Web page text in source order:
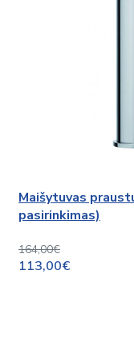
Maišytuvas
pasirinkimas)
164,00€
113,00€